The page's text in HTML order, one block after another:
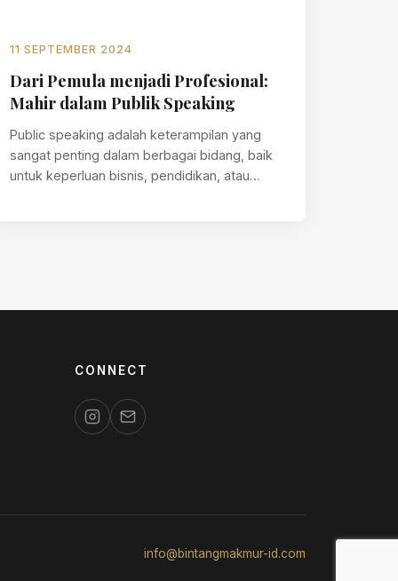
11 SEPTEMBER 2024
Dari Pemula menjadi Profesional:
Mahir dalam Publik Speaking
Public speaking adalah keterampilan yang
sangat penting dalam berbagai bidang, baik
untuk keperluan bisnis, pendidikan, atau
CONNECT
info@bintangmakmur-id.com